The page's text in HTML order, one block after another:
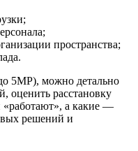
пространства;
5MP), можно детально
оценить расстановку
а какие —
решений и